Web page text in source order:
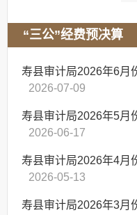
“三公”经费预决算
寿县审计局2026年6月
2026-07-09
寿县审计局2026年5月
2026-06-17
寿县审计局2026年4月
2026-05-13
寿县审计局2026年3月